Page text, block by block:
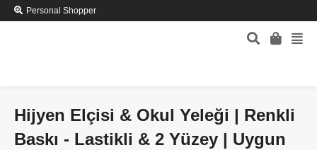
Personal Shopper
Hijyen Elçisi & Okul Yeleği | Renkli
Baskı - Lastikli & 2 Yüzey | Uygun